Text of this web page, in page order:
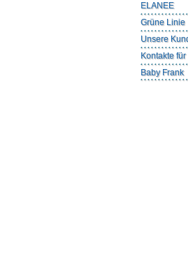
ELANEE
Grüne Linie
Unsere
Kontakte
Baby Frank